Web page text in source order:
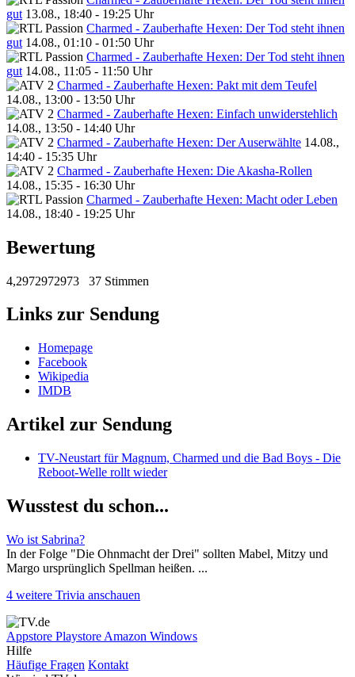
gut 13.08., 18:40 - 19:25 Uhr
Charmed - Zauberhafte Hexen: Der Tod steht ihnen
gut 14.08., 01:10 - 01:50 Uhr
Charmed - Zauberhafte Hexen: Der Tod steht ihnen
gut 14.08., 11:05 - 11:50 Uhr
Charmed - Zauberhafte Hexen: Pakt mit dem Teufel
14.08., 13:00 - 13:50 Uhr
Charmed - Zauberhafte Hexen: Einfach unwiderstehlich
14.08., 13:50 - 14:40 Uhr
Charmed - Zauberhafte Hexen: Der Auserwählte 14.08.,
14:40 - 15:35 Uhr
Charmed - Zauberhafte Hexen: Die Akasha-Rollen
14.08., 15:35 - 16:30 Uhr
Charmed - Zauberhafte Hexen: Macht oder Leben
14.08., 18:40 - 19:25 Uhr
Bewertung
4,2972972973 37 Stimmen
Links zur Sendung
Homepage
Facebook
Wikipedia
IMDB
Artikel zur Sendung
TV-Neustart für Magnum, Charmed und die Bad Boys - Die
Reboot-Welle rollt wieder
Wusstest du schon...
Wo ist Sabrina?
In der Folge "Die Ohnmacht der Drei" sollten Mabel, Mitzy und
Margo ursprünglich Spellman heißen. ...
4 weitere Trivia anschauen
Appstore Playstore Amazon Windows
Hilfe
Häufige Fragen Kontakt